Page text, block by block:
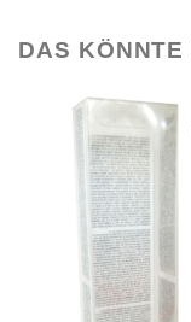
DAS